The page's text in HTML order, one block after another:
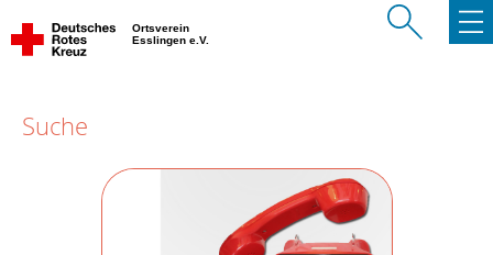
Ortsverein
Esslingen e.V.
Suche